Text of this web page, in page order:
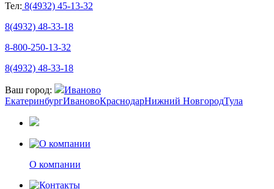
Тел: 8(4932) 45-13-32
8(4932) 48-33-18
8-800-250-13-32
8(4932) 48-33-18
Ваш город:
Иваново
ЕкатеринбургИвановоКраснодарНижний НовгородТула
О компании